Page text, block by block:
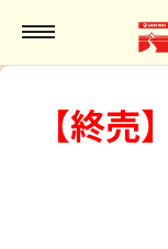
【終